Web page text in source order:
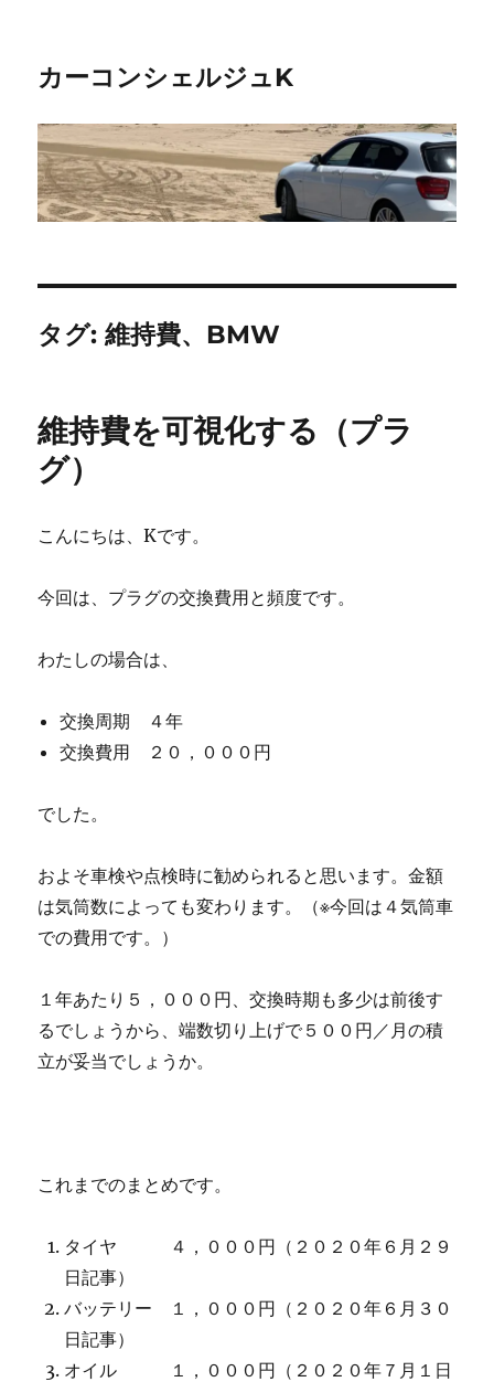
カーコンシェルジュK
タグ:維持費、BMW
維持費を可視化する（プラ
グ）
こんにちは、Kです。
今回は、プラグの交換費用と頻度です。
わたしの場合は、
交換周期 ４年
交換費用 ２０，０００円
でした。
およそ車検や点検時に勧められると思います。金額
は気筒数によっても変わります。（※今回は４気筒車
での費用です。）
１年あたり５，０００円、交換時期も多少は前後す
るでしょうから、端数切り上げで５００円／月の積
立が妥当でしょうか。
これまでのまとめです。
タイヤ ４，０００円（２０２０年６月２９
日記事）
バッテリー １，０００円（２０２０年６月３０
日記事）
オイル １，０００円（２０２０年７月１日